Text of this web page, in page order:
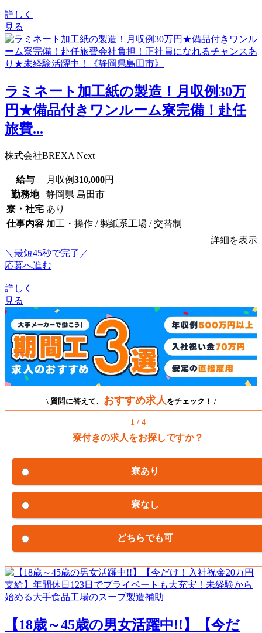
詳しく
見る
ラミネート加工紙の製造！月収例30万
円★備品付きワンルーム寮完備！赴任
旅費...
株式会社BREXA Next
給与 月収例310,000円
勤務地
静岡県 島田市
寮・社宅 あり
仕事内容 加工・操作 / 製紙系工場 / 交替制
詳細を表示
＼最短45秒で完了／
応募へ進む
詳しく
見る
\ 質問に答えて、 おすすめ求人 をチェック！ /
1 / 4
寮付きの求人をお探しですか？
寮あり
寮なし
どちらでも可
【18歳～45歳の男女活躍中!!】【今だ